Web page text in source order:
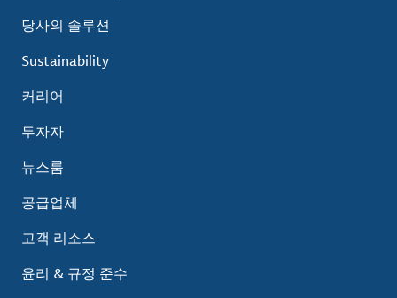
당사의 솔루션
Sustainability
커리어
투자자
뉴스룸
공급업체
고객 리소스
윤리 & 규정 준수